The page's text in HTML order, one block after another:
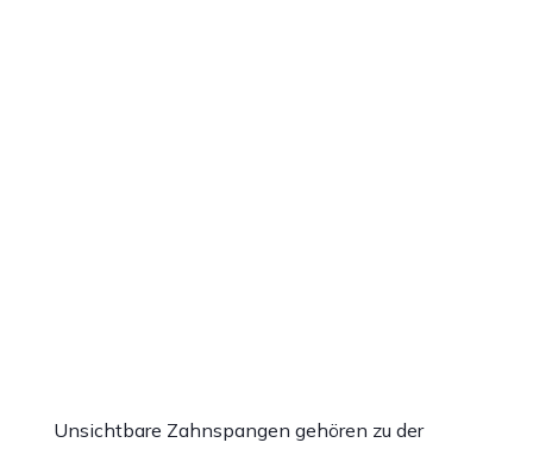
Unsichtbare Zahnspangen gehören zu der